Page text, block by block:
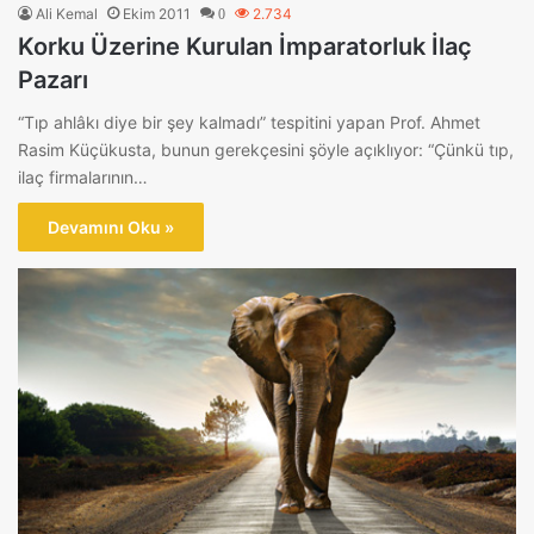
Ali Kemal Ekim 2011 0 2.734
Korku Üzerine Kurulan İmparatorluk İlaç
Pazarı
“Tıp ahlâkı diye bir şey kalmadı” tespitini yapan Prof. Ahmet
Rasim Küçükusta, bunun gerekçesini şöyle açıklıyor: “Çünkü tıp,
ilaç firmalarının…
Devamını Oku »